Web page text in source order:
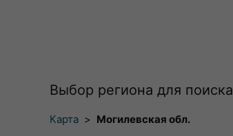
Выбор региона для поиска
Карта > Могилевская обл.